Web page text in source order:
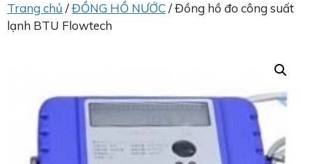
Trang chủ /ĐỒNG HỒ NƯỚC/ Đồng hồ đo công suất
lạnh BTU Flowtech